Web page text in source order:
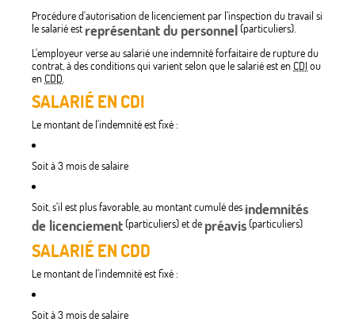
Procédure d'autorisation de licenciement par l'inspection du travail si
le salarié est représentant du personnel(particuliers).
L'employeur verse au salarié une indemnité forfaitaire de rupture du
contrat, à des conditions qui varient selon que le salarié est en CDI ou
en CDD.
SALARIÉ EN CDI
Le montant de l'indemnité est fixé :
Soit à 3 mois de salaire
Soit, s'il est plus favorable, au montant cumulé des indemnités
de licenciement(particuliers) et de préavis(particuliers)
SALARIÉ EN CDD
Le montant de l'indemnité est fixé :
Soit à 3 mois de salaire